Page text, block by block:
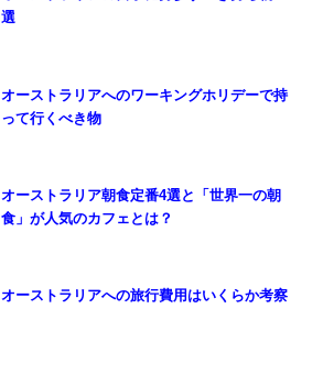
選
オーストラリアへのワーキングホリデーで持
って行くべき物
オーストラリア朝食定番4選と「世界一の朝
食」が人気のカフェとは？
オーストラリアへの旅行費用はいくらか考察